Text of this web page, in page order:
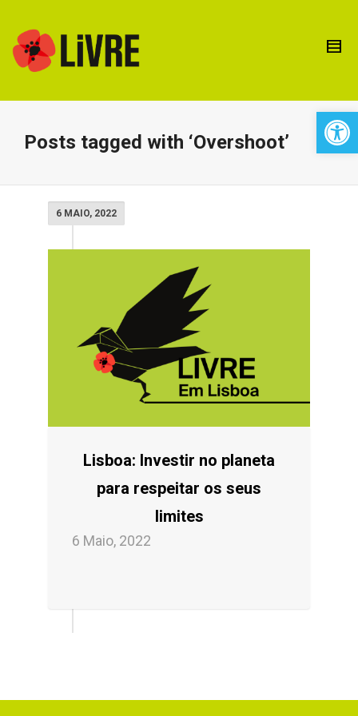
Posts tagged with ‘Overshoot’
6 MAIO, 2022
Lisboa: Investir no planeta
para respeitar os seus
limites
6 Maio, 2022